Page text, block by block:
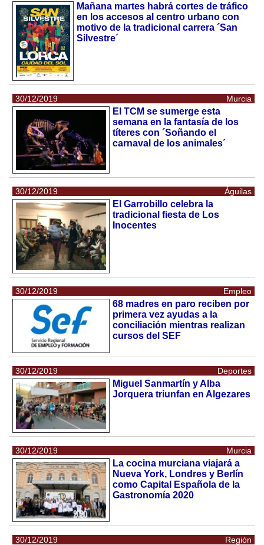
Mañana martes habrá cortes de tráfico
en los accesos al centro urbano con
motivo de la tradicional carrera ´San
Silvestre´
30/12/2019 Murcia
El TCM se sumerge esta
semana en la fantasía de los
títeres con ´Soñando el
carnaval de los animales´
30/12/2019 Águilas
El Garrobillo celebra la
tradicional fiesta de Los
Inocentes
30/12/2019 Empleo
68 madres en paro reciben por
primera vez ayudas a la
conciliación mientras realizan
cursos del SEF
30/12/2019 Deportes
Miguel Sanmartín y Alba
Jorquera triunfan en Algezares
30/12/2019 Murcia
La cocina murciana viajará a
Nueva York, Londres y Berlín
como Capital Española de la
Gastronomía 2020
30/12/2019 Región